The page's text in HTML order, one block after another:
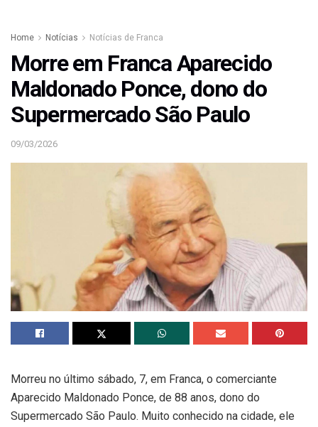
Home Notícias Notícias de Franca
Morre em Franca Aparecido
Maldonado Ponce, dono do
Supermercado São Paulo
09/03/2026
Morreu no último sábado, 7, em Franca, o comerciante
Aparecido Maldonado Ponce, de 88 anos, dono do
Supermercado São Paulo. Muito conhecido na cidade, ele